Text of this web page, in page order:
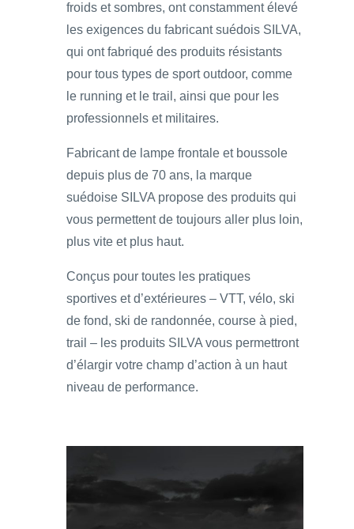
froids et sombres, ont constamment élevé
les exigences du fabricant suédois SILVA,
qui ont fabriqué des produits résistants
pour tous types de sport outdoor, comme
le running et le trail, ainsi que pour les
professionnels et militaires.
Fabricant de lampe frontale et boussole
depuis plus de 70 ans, la marque
suédoise SILVA propose des produits qui
vous permettent de toujours aller plus loin,
plus vite et plus haut.
Conçus pour toutes les pratiques
sportives et d’extérieures – VTT, vélo, ski
de fond, ski de randonnée, course à pied,
trail – les produits SILVA vous permettront
d’élargir votre champ d’action à un haut
niveau de performance.